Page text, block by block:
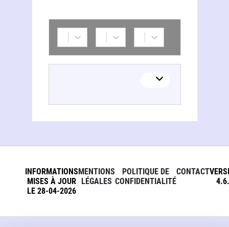
INFORMATIONS
MISES À JOUR
LE 28-04-2026
MENTIONS
LÉGALES
POLITIQUE DE
CONFIDENTIALITÉ
CONTACT